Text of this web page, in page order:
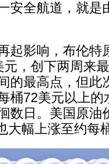
安全航道，就是
影响，布伦特
，创下两周来
的最高点，但此
桶72美元以上
数日。美国原油
大幅上涨至约每